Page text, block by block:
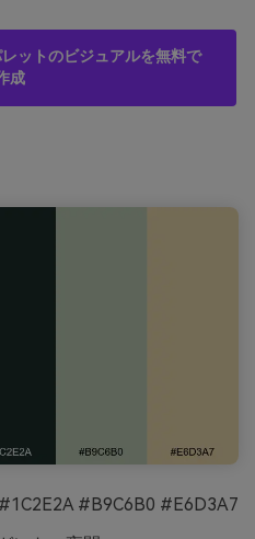
ットのビジュアルを無料で
成
#B9C6B0 #E6D3A7